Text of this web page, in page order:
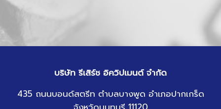
บริษัท รีเสิร์ช อิควิปเมนต์ จำกัด
435 ถนนบอนด์สตรีท ตำบลบางพูด อำเภอปากเกร็ด